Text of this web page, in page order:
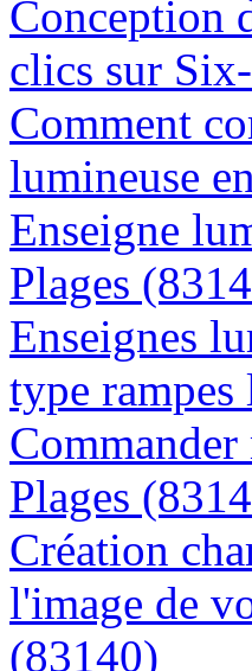
Conception
clics sur
Comment
lumineuse
Enseigne
Plages
Enseignes
type
Plages
Création
l'image de
(83140)